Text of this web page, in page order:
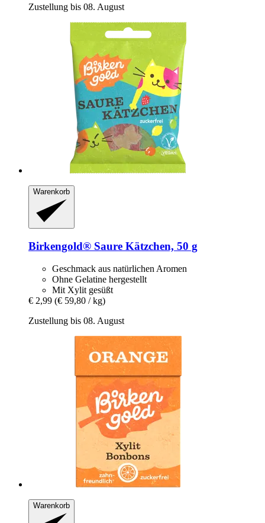
Zustellung bis 08. August
Warenkorb
Birkengold® Saure Kätzchen, 50 g
Geschmack aus natürlichen Aromen
Ohne Gelatine hergestellt
Mit Xylit gesüßt
€ 2,99 (€ 59,80 / kg)
Zustellung bis 08. August
Warenkorb